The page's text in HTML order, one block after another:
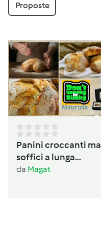
Proposte
Panini croccanti ma
soffici a lunga
lievitazione
da Magat